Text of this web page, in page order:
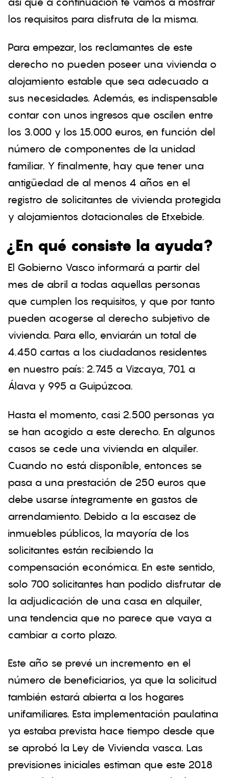
los requisitos para disfruta de la misma.
Para empezar, los reclamantes de este
derecho no pueden poseer una vivienda o
alojamiento estable que sea adecuado a
sus necesidades. Además, es indispensable
contar con unos ingresos que oscilen entre
los 3.000 y los 15.000 euros, en función del
número de componentes de la unidad
familiar. Y finalmente, hay que tener una
antigüedad de al menos 4 años en el
registro de solicitantes de vivienda protegida
y alojamientos dotacionales de Etxebide.
¿En qué consiste la ayuda?
El Gobierno Vasco informará a partir del
mes de abril a todas aquellas personas
que cumplen los requisitos, y que por tanto
pueden acogerse al derecho subjetivo de
vivienda. Para ello, enviarán un total de
4.450 cartas a los ciudadanos residentes
en nuestro país: 2.745 a Vizcaya, 701 a
Álava y 995 a Guipúzcoa.
Hasta el momento, casi 2.500 personas ya
se han acogido a este derecho. En algunos
casos se cede una vivienda en alquiler.
Cuando no está disponible, entonces se
pasa a una prestación de 250 euros que
debe usarse íntegramente en gastos de
arrendamiento. Debido a la escasez de
inmuebles públicos, la mayoría de los
solicitantes están recibiendo la
compensación económica. En este sentido,
solo 700 solicitantes han podido disfrutar de
la adjudicación de una casa en alquiler,
una tendencia que no parece que vaya a
cambiar a corto plazo.
Este año se prevé un incremento en el
número de beneficiarios, ya que la solicitud
también estará abierta a los hogares
unifamiliares. Esta implementación paulatina
ya estaba prevista hace tiempo desde que
se aprobó la Ley de Vivienda vasca. Las
previsiones iniciales estiman que este 2018